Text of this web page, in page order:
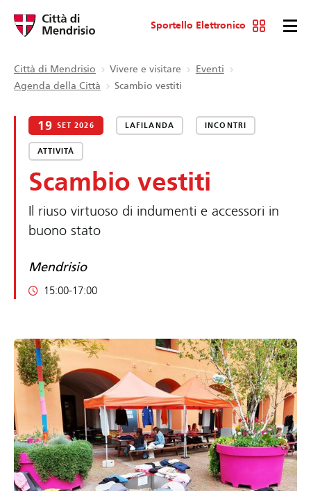
Sportello Elettronico
Città di Mendrisio Vivere e visitare
Eventi
Agenda della Città
Scambio vestiti
19 SET 2026 LAFILANDA INCONTRI
ATTIVITÀ
Scambio vestiti
Il riuso virtuoso di indumenti e accessori in
buono stato
Mendrisio
15:00-17:00